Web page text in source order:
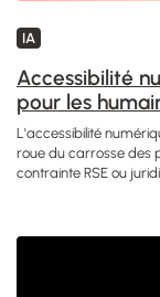
IA
Accessibilité
pour les
L'accessibilité
roue du carrosse des
contrainte RSE ou